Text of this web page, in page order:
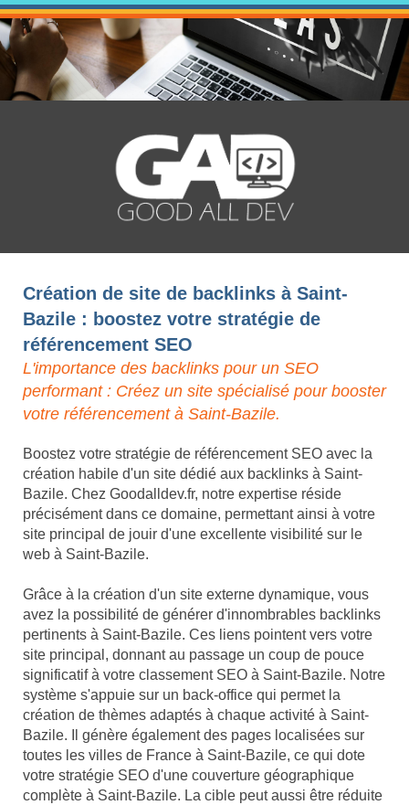
Création de site de backlinks à Saint-
Bazile : boostez votre stratégie de
référencement SEO
L'importance des backlinks pour un SEO
performant : Créez un site spécialisé pour booster
votre référencement à Saint-Bazile.
Boostez votre stratégie de référencement SEO avec la
création habile d'un site dédié aux backlinks à Saint-
Bazile. Chez Goodalldev.fr, notre expertise réside
précisément dans ce domaine, permettant ainsi à votre
site principal de jouir d'une excellente visibilité sur le
web à Saint-Bazile.
Grâce à la création d'un site externe dynamique, vous
avez la possibilité de générer d'innombrables backlinks
pertinents à Saint-Bazile. Ces liens pointent vers votre
site principal, donnant au passage un coup de pouce
significatif à votre classement SEO à Saint-Bazile. Notre
système s'appuie sur un back-office qui permet la
création de thèmes adaptés à chaque activité à Saint-
Bazile. Il génère également des pages localisées sur
toutes les villes de France à Saint-Bazile, ce qui dote
votre stratégie SEO d'une couverture géographique
complète à Saint-Bazile. La cible peut aussi être réduite